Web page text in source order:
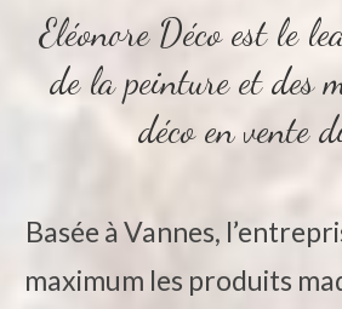
Eléonore Déco est le
de la peinture et des
déco en vente
Basée à Vannes,
maximum les produits